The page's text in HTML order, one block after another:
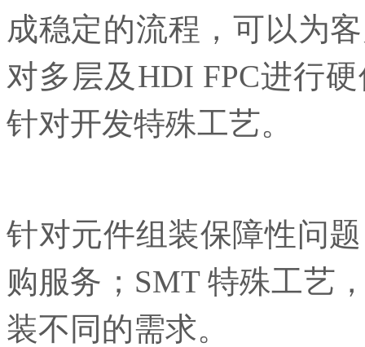
成稳定的流程，可以为
对多层及HDI FPC进行
针对开发特殊工艺。
针对元件组装保障性问
购服务；SMT 特殊工艺
装不同的需求。